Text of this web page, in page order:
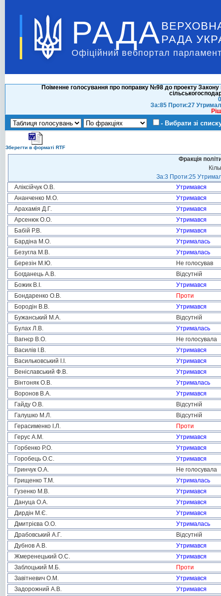
РАДА РАДА
Офіційний вебпортал
Поіменне голосування про поправку №98 до проекту Закону
За:85 Проти:27
- Вибрати зі
Зберегти в форматі RTF
Фракція
За:3 Проти:25
Аліксійчук О.В.
Утримався
Ананченко М.О.
Утримався
Арахамія Д.Г.
Утримався
Арсенюк О.О.
Утримався
Бабій Р.В.
Утримався
Бардіна М.О.
Утрималась
Безугла М.В.
Утрималась
Березін М.Ю.
Не голосував
Богданець А.В.
Відсутній
Божик В.І.
Утримався
Бондаренко О.В.
Проти
Бородін В.В.
Утримався
Бужанський М.А.
Відсутній
Булах Л.В.
Утрималась
Вагнєр В.О.
Не голосувала
Василів І.В.
Утримався
Васильковський І.І.
Утримався
Веніславський Ф.В.
Утримався
Вінтоняк О.В.
Утрималась
Воронов В.А.
Утримався
Гайду О.В.
Відсутній
Галушко М.Л.
Відсутній
Герасименко І.Л.
Проти
Герус А.М.
Утримався
Горбенко Р.О.
Утримався
Горобець О.С.
Утримався
Гринчук О.А.
Не голосувала
Грищенко Т.М.
Утрималась
Гузенко М.В.
Утримався
Дануца О.А.
Утримався
Дирдін М.Є.
Утримався
Дмитрієва О.О.
Утрималась
Драбовський А.Г.
Відсутній
Дубнов А.В.
Утримався
Жмеренецький О.С.
Утримався
Заблоцький М.Б.
Проти
Завітневич О.М.
Утримався
Задорожний А.В.
Утримався